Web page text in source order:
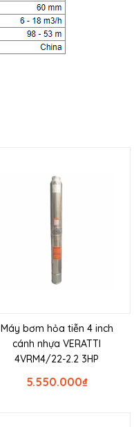
Máy bơm hỏa tiễn 4 inch
cánh nhựa VERATTI
4VRM4/22-2.2 3HP
₫
5.550.000